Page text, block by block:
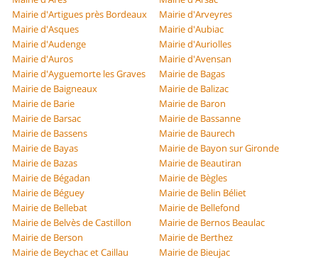
Mairie d'Artigues près Bordeaux
Mairie d'Arveyres
Mairie d'Asques
Mairie d'Aubiac
Mairie d'Audenge
Mairie d'Auriolles
Mairie d'Auros
Mairie d'Avensan
Mairie d'Ayguemorte les Graves
Mairie de Bagas
Mairie de Baigneaux
Mairie de Balizac
Mairie de Barie
Mairie de Baron
Mairie de Barsac
Mairie de Bassanne
Mairie de Bassens
Mairie de Baurech
Mairie de Bayas
Mairie de Bayon sur Gironde
Mairie de Bazas
Mairie de Beautiran
Mairie de Bégadan
Mairie de Bègles
Mairie de Béguey
Mairie de Belin Béliet
Mairie de Bellebat
Mairie de Bellefond
Mairie de Belvès de Castillon
Mairie de Bernos Beaulac
Mairie de Berson
Mairie de Berthez
Mairie de Beychac et Caillau
Mairie de Bieujac